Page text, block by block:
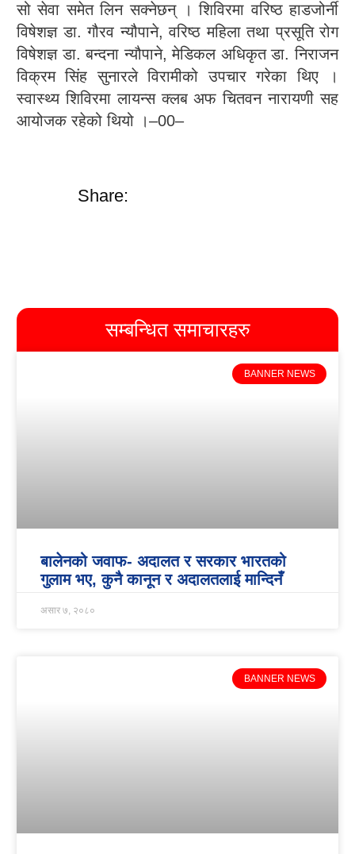
सो सेवा समेत लिन सक्नेछन् । शिविरमा वरिष्ठ हाडजोर्नी
विषेशज्ञ डा. गौरव न्यौपाने, वरिष्ठ महिला तथा प्रसूति रोग
विषेशज्ञ डा. बन्दना न्यौपाने, मेडिकल अधिकृत डा. निराजन
विक्रम सिंह सुनारले विरामीको उपचार गरेका थिए ।
स्वास्थ्य शिविरमा लायन्स क्लब अफ चितवन नारायणी सह
आयोजक रहेको थियो ।–00–
Share:
सम्बन्धित समाचारहरु
BANNER NEWS
बालेनको जवाफ- अदालत र सरकार भारतको
गुलाम भए, कुनै कानून र अदालतलाई मान्दिनँ
असार ७, २०८०
BANNER NEWS